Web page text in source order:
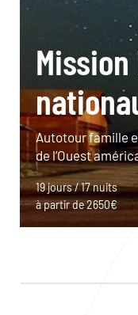
Autotour famille
de l’Ouest
19 jours / 17 nuits
à partir de 2650€